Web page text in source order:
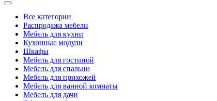
Все категории
Распродажа мебели
Мебель для кухни
Кухонные модули
Шкафы
Мебель для гостиной
Мебель для спальни
Мебель для прихожей
Мебель для ванной комнаты
Мебель для дачи